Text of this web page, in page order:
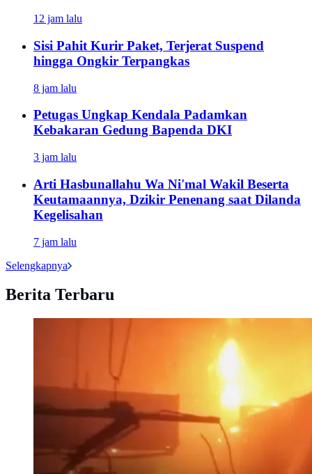
12 jam lalu
Sisi Pahit Kurir Paket, Terjerat Suspend
hingga Ongkir Terpangkas
8 jam lalu
Petugas Ungkap Kendala Padamkan
Kebakaran Gedung Bapenda DKI
3 jam lalu
Arti Hasbunallahu Wa Ni'mal Wakil Beserta
Keutamaannya, Dzikir Penenang saat Dilanda
Kegelisahan
7 jam lalu
Selengkapnya
Berita Terbaru